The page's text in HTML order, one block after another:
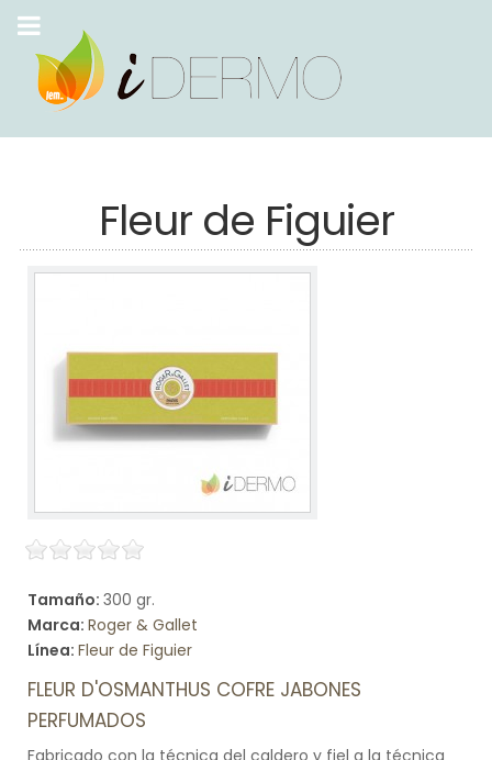
Fleur de Figuier
Tamaño: 300 gr.
Marca: Roger & Gallet
Línea: Fleur de Figuier
FLEUR D'OSMANTHUS COFRE JABONES
PERFUMADOS
Fabricado con la técnica del caldero y fiel a la técnica